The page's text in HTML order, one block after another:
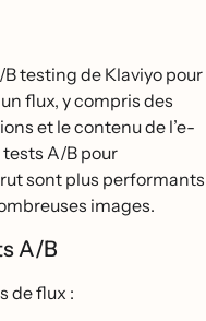
B testing de Klaviyo pour
flux, y compris des
et le contenu de l’e-
tests A/B pour
sont plus performants
images.
A/B
de flux :